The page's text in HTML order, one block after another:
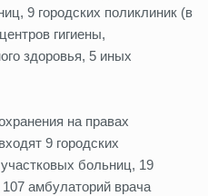
9 городских поликлиник (в
гигиены,
здоровья, 5 иных
на правах
9 городских
больниц, 19
амбулаторий врача